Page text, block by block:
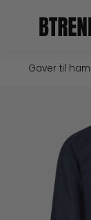
Gaver til ham